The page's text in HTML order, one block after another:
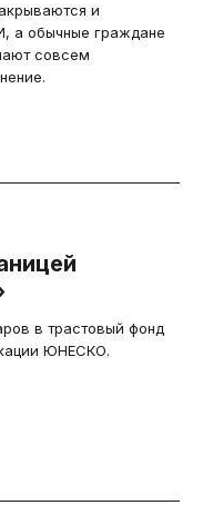
и
а обычные граждане
совсем
в трастовый фонд
ЮНЕСКО.